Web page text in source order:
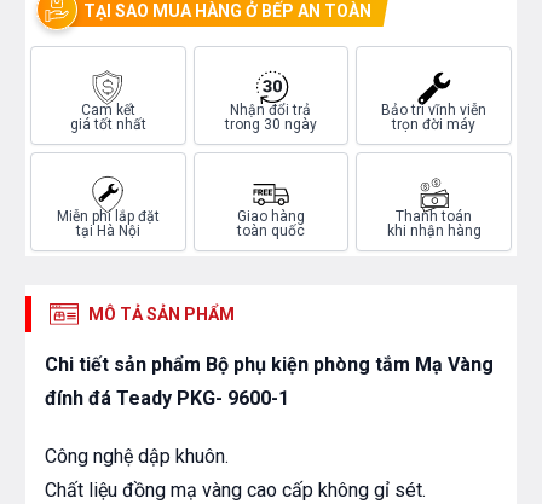
TẠI SAO MUA HÀNG Ở BẾP AN TOÀN
Cam kết
giá tốt nhất
Nhận đổi trả
trong 30 ngày
Bảo trì vĩnh viễn
trọn đời máy
Miễn phí lắp đặt
tại Hà Nội
Giao hàng
toàn quốc
Thanh toán
khi nhận hàng
MÔ TẢ SẢN PHẨM
Chi tiết sản phẩm Bộ phụ kiện phòng tắm Mạ Vàng
đính đá Teady PKG- 9600-1
Công nghệ dập khuôn.
Chất liệu đồng mạ vàng cao cấp không gỉ sét.